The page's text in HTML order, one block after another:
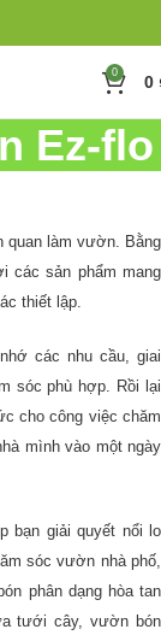
0 0
Ez-flo
quan làm vườn. Bằng
các sản phẩm mang
thiết lập.
các nhu cầu, giai
sóc phù hợp. Rồi lại
cho công việc chăm
mình vào một ngày
bạn giải quyết nổi lo
sóc vườn nhà phố,
phân dạng hòa tan
tưới cây, vườn bón